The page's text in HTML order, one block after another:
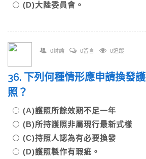
(D)大陸委員會。
0討論 0留言 0追蹤
36. 下列何種情形應申請換發護
照？
(A)護照所餘效期不足一年
(B)所持護照非屬現行最新式樣
(C)持照人認為有必要換發
(D)護照製作有瑕疵。